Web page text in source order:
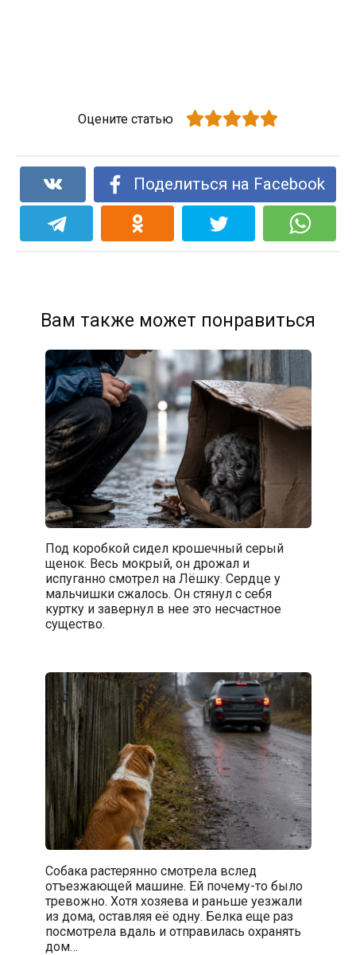
Оцените статью
Поделиться на Facebook
Вам также может понравиться
Под коробкой сидел крошечный серый
щенок. Весь мокрый, он дрожал и
испуганно смотрел на Лёшку. Сердце у
мальчишки сжалось. Он стянул с себя
куртку и завернул в нее это несчастное
существо.
Собака растерянно смотрела вслед
отъезжающей машине. Ей почему-то было
тревожно. Хотя хозяева и раньше уезжали
из дома, оставляя её одну. Белка еще раз
посмотрела вдаль и отправилась охранять
дом…